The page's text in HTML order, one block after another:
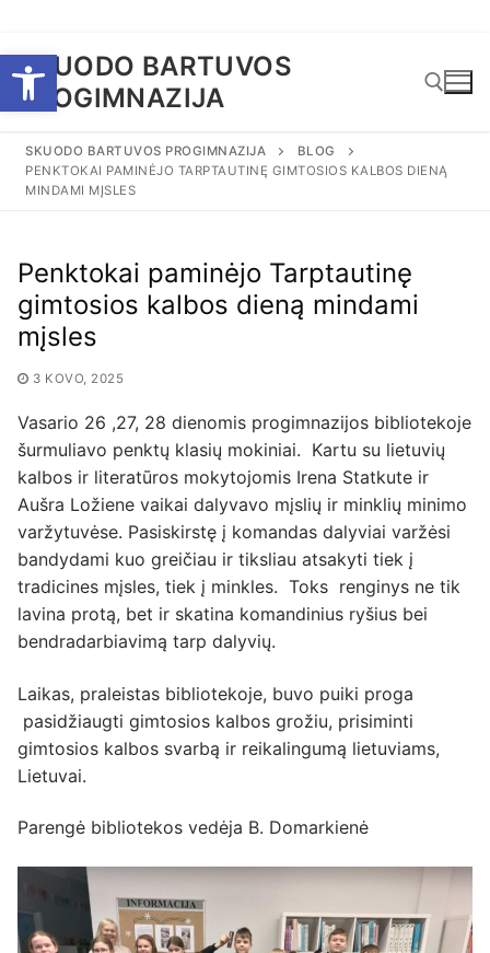
Open toolbar
prie
turinio
SKUODO BARTUVOS
PROGIMNAZIJA
Ieškoti:
SKUODO BARTUVOS PROGIMNAZIJA
BLOG
PENKTOKAI PAMINĖJO TARPTAUTINĘ GIMTOSIOS KALBOS DIENĄ
MINDAMI MĮSLES
Penktokai paminėjo Tarptautinę
gimtosios kalbos dieną mindami
mįsles
3 KOVO, 2025
Vasario 26 ,27, 28 dienomis progimnazijos bibliotekoje
šurmuliavo penktų klasių mokiniai. Kartu su lietuvių
kalbos ir literatūros mokytojomis Irena Statkute ir
Aušra Ložiene vaikai dalyvavo mįslių ir minklių minimo
varžytuvėse. Pasiskirstę į komandas dalyviai varžėsi
bandydami kuo greičiau ir tiksliau atsakyti tiek į
tradicines mįsles, tiek į minkles. Toks renginys ne tik
lavina protą, bet ir skatina komandinius ryšius bei
bendradarbiavimą tarp dalyvių.
Laikas, praleistas bibliotekoje, buvo puiki proga
pasidžiaugti gimtosios kalbos grožiu, prisiminti
gimtosios kalbos svarbą ir reikalingumą lietuviams,
Lietuvai.
Parengė bibliotekos vedėja B. Domarkienė